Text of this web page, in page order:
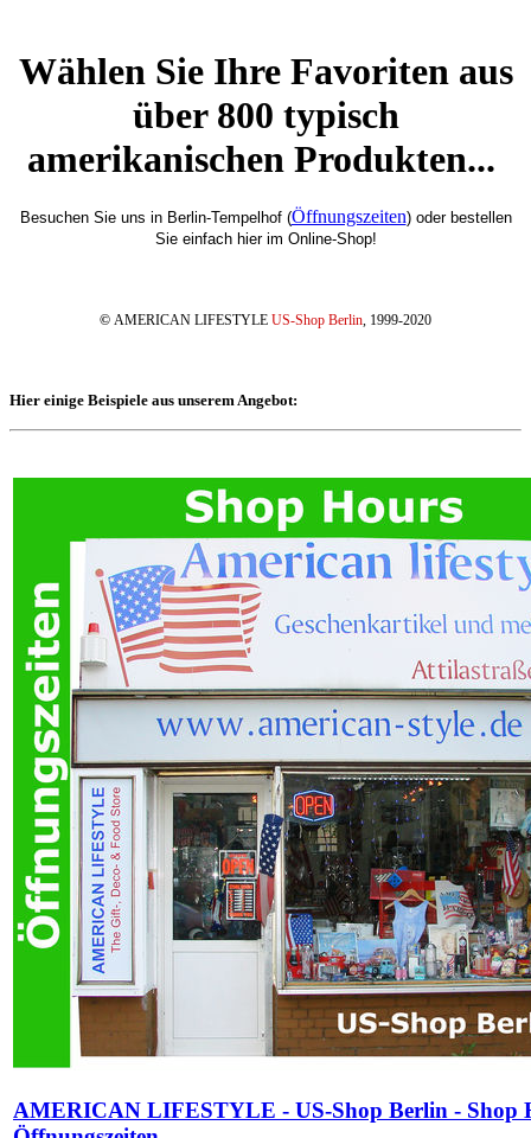
Wählen Sie Ihre Favoriten aus
über 800 typisch
amerikanischen Produkten...
Besuchen Sie uns in Berlin-Tempelhof (Öffnungszeiten) oder bestellen
Sie einfach hier im Online-Shop!
© AMERICAN LIFESTYLE US-Shop Berlin, 1999-2020
Hier einige Beispiele aus unserem Angebot:
AMERICAN LIFESTYLE - US-Shop Berlin - Shop